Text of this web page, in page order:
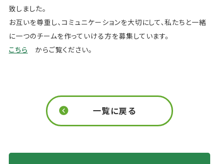
致しました。
お互いを尊重し、コミュニケーションを大切にして、私たちと一緒
に一つのチームを作っていける方を募集しています。
こちら からご覧ください。
一覧に戻る